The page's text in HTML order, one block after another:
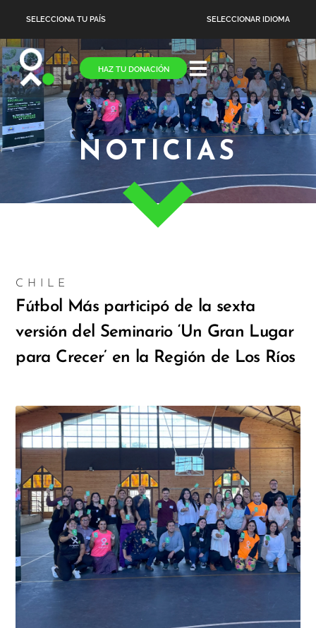
SELECCIONA TU PAÍS SELECCIONAR IDIOMA
HAZ TU DONACIÓN
NOTICIAS
CHILE
Fútbol Más participó de la sexta
versión del Seminario ‘Un Gran Lugar
para Crecer’ en la Región de Los Ríos